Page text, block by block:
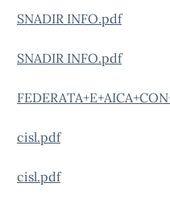
SNADIR INFO.pdf
SNADIR INFO.pdf
cisl.pdf
cisl.pdf